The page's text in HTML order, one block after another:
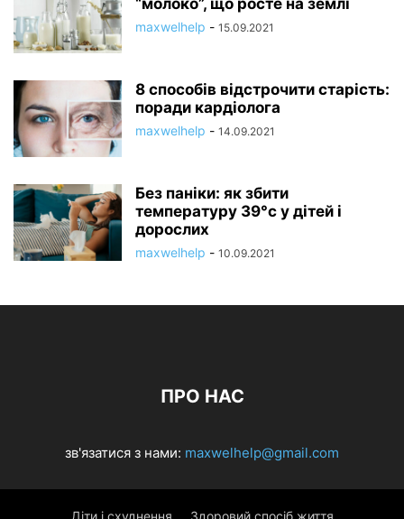
“молоко”, що росте на землі
maxwelhelp - 15.09.2021
8 способів відстрочити старість:
поради кардіолога
maxwelhelp - 14.09.2021
Без паніки: як збити
температуру 39°с у дітей і
дорослих
maxwelhelp - 10.09.2021
ПРО НАС
зв'язатися з нами: maxwelhelp@gmail.com
Діти і схуднення Здоровий спосіб життя